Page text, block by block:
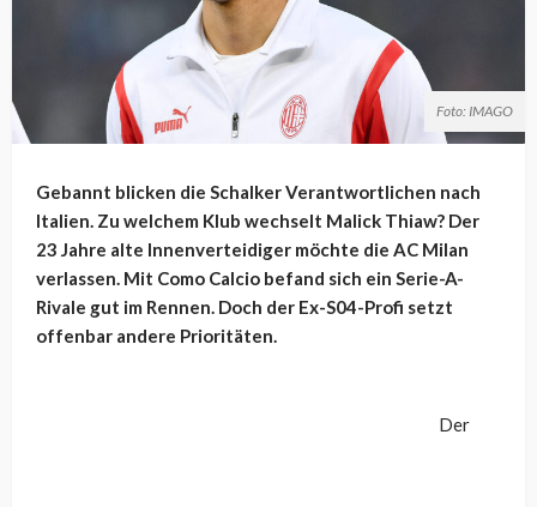
Foto: IMAGO
Gebannt blicken die Schalker Verantwortlichen nach
Italien. Zu welchem Klub wechselt Malick Thiaw? Der
23 Jahre alte Innenverteidiger möchte die AC Milan
verlassen. Mit Como Calcio befand sich ein Serie-A-
Rivale gut im Rennen. Doch der Ex-S04-Profi setzt
offenbar andere Prioritäten.
Der